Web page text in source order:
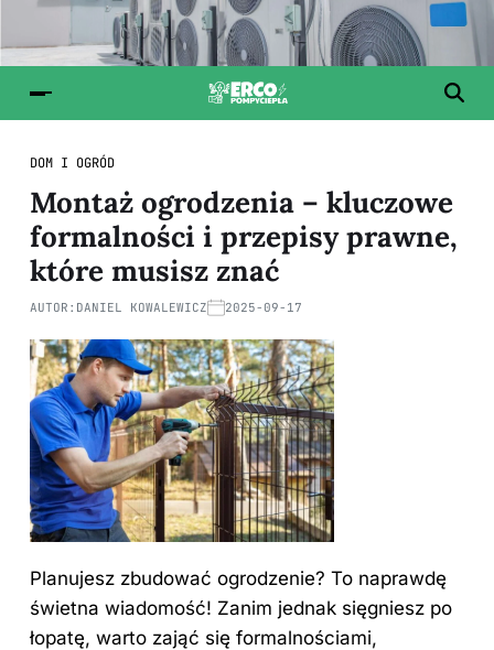
DOM I OGRÓD
Montaż ogrodzenia – kluczowe
formalności i przepisy prawne,
które musisz znać
AUTOR: DANIEL KOWALEWICZ 2025-09-17
Planujesz zbudować ogrodzenie? To naprawdę
świetna wiadomość! Zanim jednak sięgniesz po
łopatę, warto zająć się formalnościami,